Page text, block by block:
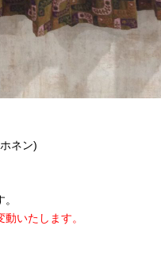
ネン)
いたします。